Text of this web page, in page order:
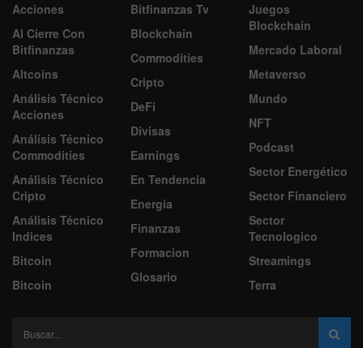
Acciones
Al Cierre Con
Bitfinanzas
Altcoins
Análisis Técnico
Acciones
Análisis Técnico
Commodities
Análisis Técnico
Cripto
Análisis Técnico
Indices
Bitcoin
Bitcoin
Bitfinanzas Tv
Blockchain
Commodities
Cripto
DeFi
Divisas
Earnings
En Tendencia
Energía
Finanzas
Formacion
Glosario
Juegos
Blockchain
Mercado Laboral
Metaverso
Mundo
NFT
Podcast
Sector Energético
Sector Financiero
Sector
Tecnologico
Streamings
Terra